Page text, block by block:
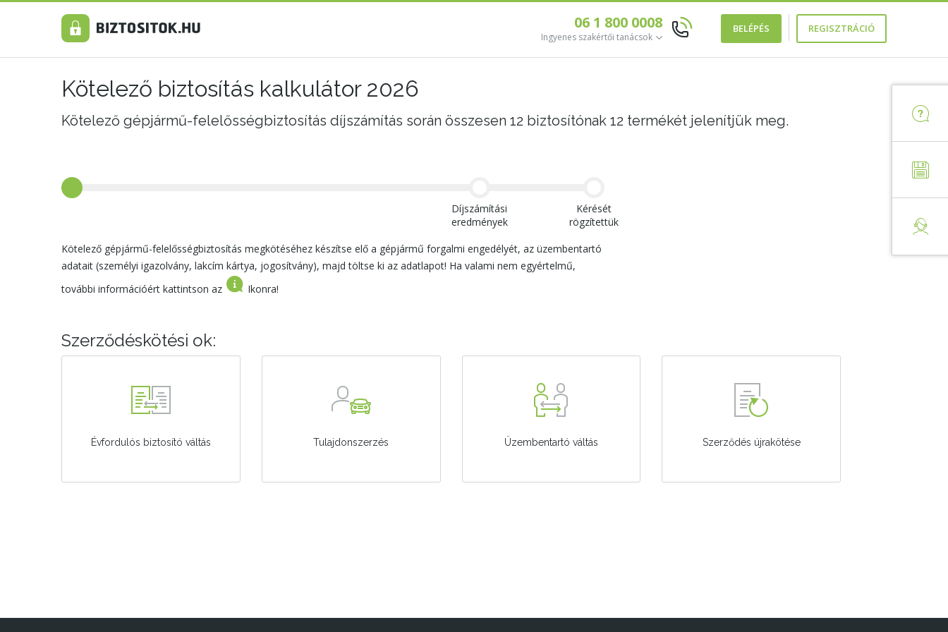
06 1 800 0008
Ingyenes szakértői tanácsok
BELÉPÉS REGISZTRÁCIÓ
Kötelező biztosítás kalkulátor 2026
Kötelező gépjármű-felelősségbiztosítás díjszámítás során összesen 12 biztosítónak 12 termékét jelenítjük meg.
Díjszámítási
eredmények
Kérését
rögzítettük
Kötelező gépjármű-felelősségbiztosítás megkötéséhez készítse elő a gépjármű forgalmi engedélyét, az üzembentartó
adatait (személyi igazolvány, lakcím kártya, jogosítvány), majd töltse ki az adatlapot! Ha valami nem egyértelmű,
további információért kattintson az
Ikonra!
Szerződéskötési ok:
Évfordulós biztosító váltás Tulajdonszerzés Üzembentartó váltás Szerződés újrakötése